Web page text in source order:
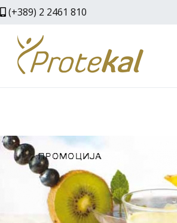
Skip
content
(+389) 2 2461 810